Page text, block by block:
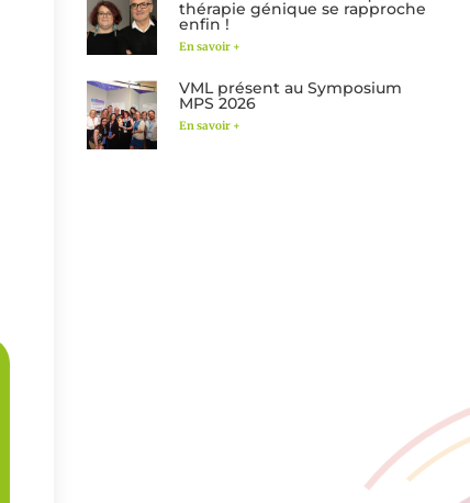
thérapie génique se rapproche
enfin !
En savoir +
VML présent au Symposium
MPS 2026
En savoir +